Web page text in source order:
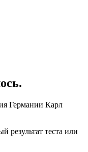
Германии Карл
результат теста или